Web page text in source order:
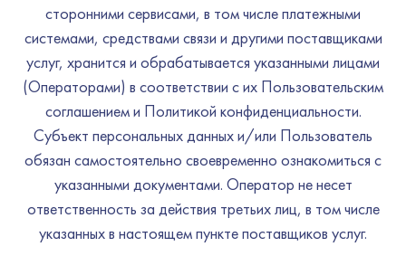
сторонними сервисами, в том числе платежными
системами, средствами связи и другими поставщиками
услуг, хранится и обрабатывается указанными лицами
(Операторами) в соответствии с их Пользовательским
соглашением и Политикой конфиденциальности.
Субъект персональных данных и/или Пользователь
обязан самостоятельно своевременно ознакомиться с
указанными документами. Оператор не несет
ответственность за действия третьих лиц, в том числе
указанных в настоящем пункте поставщиков услуг.